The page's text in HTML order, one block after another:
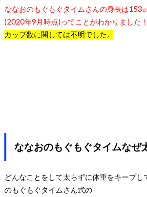
ななおのもぐもぐタイムさんの身長は153
(2020年9 月時点)ってことがわかりました！
カ ップ数に関しては不明でした。
ななおのもぐもぐタイムなぜ
どんなことをして太らずに体重をキープし
のもぐもぐタイムさん式の